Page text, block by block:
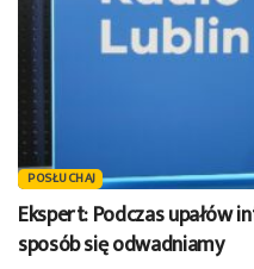
POSŁUCHAJ
Ekspert: Podczas upałów
sposób się odwadniamy